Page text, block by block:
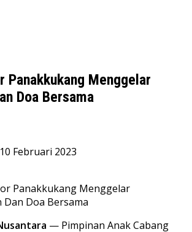
Panakkukang Menggelar
Doa Bersama
10 Februari 2023
Panakkukang Menggelar
Dan Doa Bersama
— Pimpinan Anak Cabang